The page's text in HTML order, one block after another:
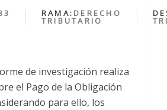
RAMA: DERECHO
TRIBUTARIO
de investigación realiza
el Pago de la Obligación
para ello, los